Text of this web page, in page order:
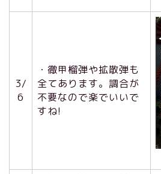
3/
6
・徹甲榴弾や拡散弾も
全てあります。調合が
不要なので楽でいいで
すね!